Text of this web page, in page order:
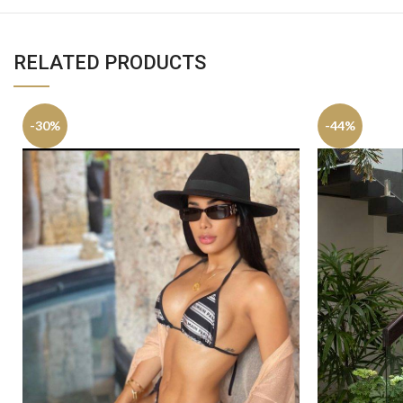
RELATED PRODUCTS
-30% -44%